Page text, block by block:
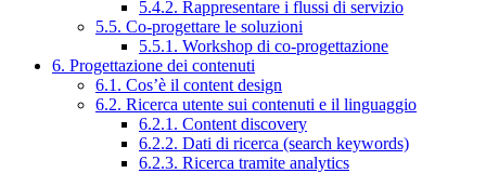
5.4.2. Rappresentare i flussi di servizio
5.5. Co-progettare le soluzioni
5.5.1. Workshop di co-progettazione
6. Progettazione dei contenuti
6.1. Cos’è il content design
6.2. Ricerca utente sui contenuti e il linguaggio
6.2.1. Content discovery
6.2.2. Dati di ricerca (search keywords)
6.2.3. Ricerca tramite analytics